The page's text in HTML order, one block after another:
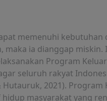
memenuhi kebutuhan
maka ia dianggap
Program
seluruh rakyat
Hutauruk, 2021).
masyarakat yang